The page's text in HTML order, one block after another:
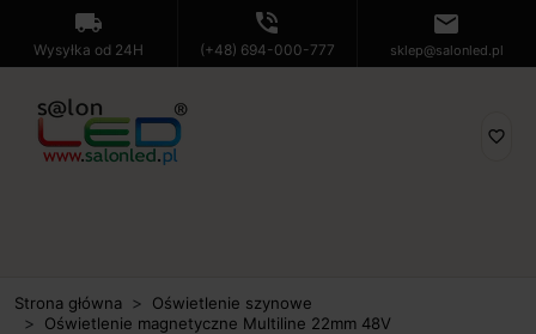
local_shipping
Wysyłka od 24H
phone_in_talk
(+48) 694-000-777
mail
sklep@salonled.pl
favorite_border
Strona główna
Oświetlenie szynowe
Oświetlenie magnetyczne Multiline 22mm 48V